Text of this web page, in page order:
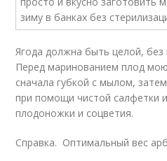
Ягода должна быть целой,
Перед маринованием плод
сначала губкой с мылом,
при помощи чистой салфетки
плодоножки и соцветия.
Справка. Оптимальный вес